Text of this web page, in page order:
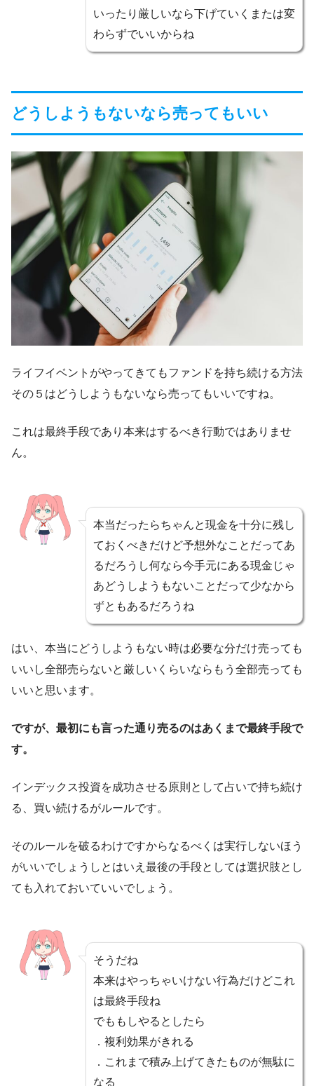
いったり厳しいなら下げていくまたは変
わらずでいいからね
どうしようもないなら売ってもいい
ライフイベントがやってきてもファンドを持ち続ける方法
その５はどうしようもないなら売ってもいいですね。
これは最終手段であり本来はするべき行動ではありませ
ん。
本当だったらちゃんと現金を十分に残し
ておくべきだけど予想外なことだってあ
るだろうし何なら今手元にある現金じゃ
あどうしようもないことだって少なから
ずともあるだろうね
はい、本当にどうしようもない時は必要な分だけ売っても
いいし全部売らないと厳しいくらいならもう全部売っても
いいと思います。
ですが、最初にも言った通り売るのはあくまで最終手段で
す。
インデックス投資を成功させる原則として占いで持ち続け
る、買い続けるがルールです。
そのルールを破るわけですからなるべくは実行しないほう
がいいでしょうしとはいえ最後の手段としては選択肢とし
ても入れておいていいでしょう。
そうだね
本来はやっちゃいけない行為だけどこれ
は最終手段ね
でももしやるとしたら
．複利効果がきれる
．これまで積み上げてきたものが無駄に
なる